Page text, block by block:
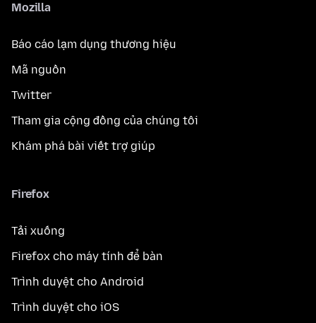
Mozilla
Báo cáo lạm dụng thương hiệu
Mã nguồn
Twitter
Tham gia cộng đồng của chúng tôi
Khám phá bài viết trợ giúp
Firefox
Tải xuống
Firefox cho máy tính để bàn
Trình duyệt cho Android
Trình duyệt cho iOS